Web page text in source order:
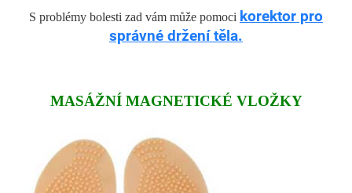
S problémy bolesti zad vám může pomoci korektor pro
správné držení těla.
MASÁŽNÍ MAGNETICKÉ VLOŽKY